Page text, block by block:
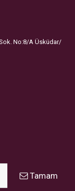
No:8/A Üsküdar/
Tamam